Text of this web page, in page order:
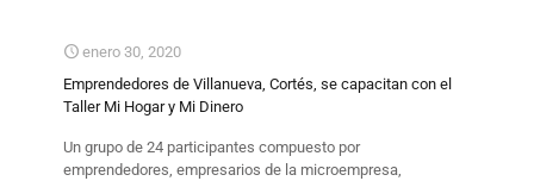
enero 30, 2020
Emprendedores de Villanueva, Cortés, se capacitan con el
Taller Mi Hogar y Mi Dinero
Un grupo de 24 participantes compuesto por
emprendedores, empresarios de la microempresa,